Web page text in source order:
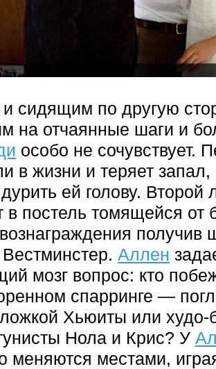
сидящим по другую
на отчаянные шаги и
особо не сочувствует.
в жизни и теряет запал,
ей голову.
в постель томящейся от
Аллен
мозг вопрос: кто
спарринге —
Хьюиты или
Нола и Крис? У
меняются местами,